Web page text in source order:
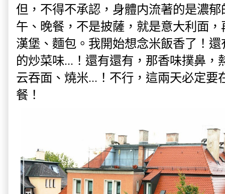
但，不得不承認，身體内流著的是濃
午、晚餐，不是披薩，就是意大利面
漢堡、麵包。我開始想念米飯香了！
的炒菜味...！還有還有，那香味撲鼻，
云吞面、燒米...！不行，這兩天必定要
餐！